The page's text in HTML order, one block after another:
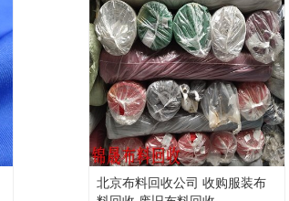
北京布料回收公司 收购服装布